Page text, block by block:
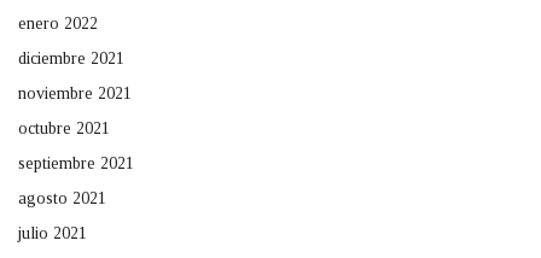
enero 2022
diciembre 2021
noviembre 2021
octubre 2021
septiembre 2021
agosto 2021
julio 2021